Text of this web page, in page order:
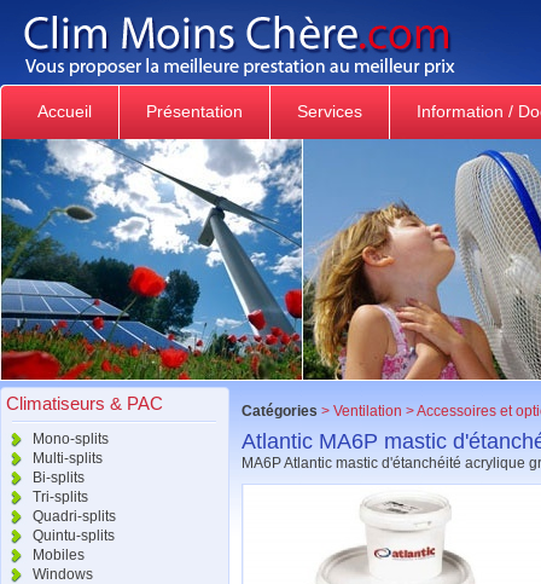
Accueil Présentation Services Information /
Climatiseurs & PAC
Mono-splits
Multi-splits
Bi-splits
Tri-splits
Quadri-splits
Quintu-splits
Mobiles
Windows
Catégories > Ventilation >Accessoires et
Atlantic MA6P mastic
MA6P Atlantic mastic d'étanchéité acrylique